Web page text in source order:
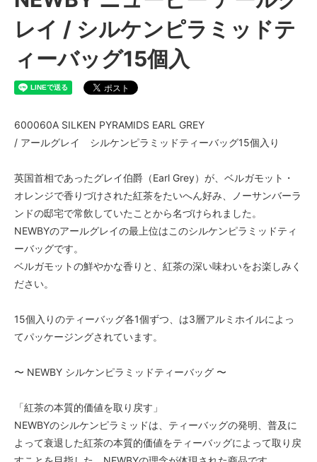
レイ / シルケンピラミッドテ
ィーバッグ15個入
600060A SILKEN PYRAMIDS EARL GREY
/ アールグレイ シルケンピラミッドティーバッグ15個入り
英国首相であったグレイ伯爵（Earl Grey）が、ベルガモット・
オレンジで香りづけされた紅茶をたいへん好み、ノーサンバーラ
ンドの邸宅で常飲していたことから名づけられました。
NEWBYのアールグレイの最上位はこのシルケンピラミッドティ
ーバッグです。
ベルガモットの鮮やかな香りと、紅茶の深い味わいをお楽しみく
ださい。
15個入りのティーバッグ各1個ずつ、は3層アルミホイルによっ
てパッケージングされています。
〜 NEWBY シルケンピラミッドティーバッグ 〜
「紅茶の本質的価値を取り戻す」
NEWBYのシルケンピラミッドは、ティーバッグの発明、普及に
よって衰退した紅茶の本質的価値をティーバッグによって取り戻